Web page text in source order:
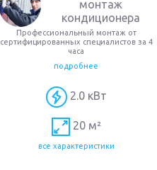
монтаж
кондиционера
Профессиональный монтаж от
сертифицированных специалистов за 4
часа
подробнее
2.0 кВт
20 м²
все характеристики